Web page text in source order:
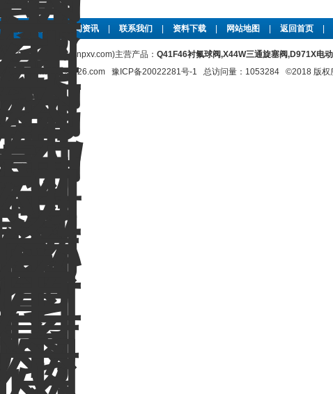
新闻资讯 联系我们 资料下载 网站地图 返回首页
门有限公司(www.hnpxv.com)主营产品： Q41F46衬氟球阀,X44W三通旋塞阀,D971X电
件：hnpxvalve@126.com 豫ICP备20022281号-1 总访问量：1053284 ©2018 版权